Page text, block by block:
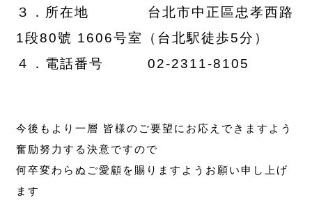
３．所在地 台北市中正區忠孝西路
1段80號 1606号室（台北駅徒歩5分）
４．電話番号 02-2311-8105
今後もより一層 皆様のご要望にお応えできますよう
奮励努力する決意ですので
何卒変わらぬご愛顧を賜りますようお願い申し上げ
ます